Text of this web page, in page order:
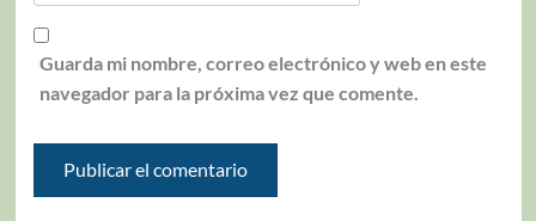
Guarda mi nombre, correo electrónico y web en este
navegador para la próxima vez que comente.